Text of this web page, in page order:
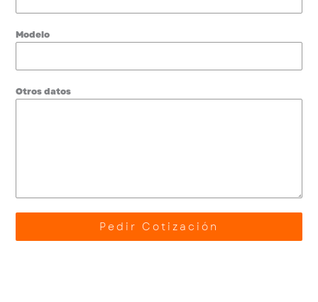
Modelo
Otros datos
Pedir Cotización